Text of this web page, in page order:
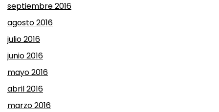
septiembre 2016
agosto 2016
julio 2016
junio 2016
mayo 2016
abril 2016
marzo 2016